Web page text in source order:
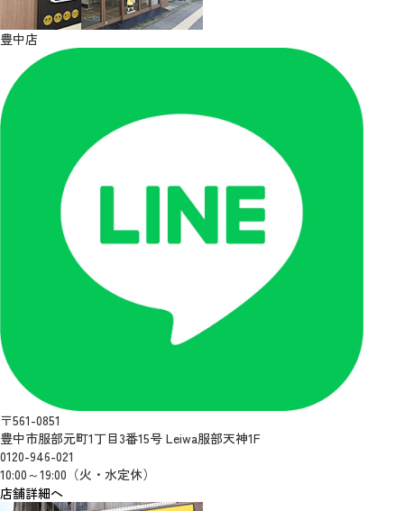
豊中店
〒561-0851
豊中市服部元町1丁目3番15号 Leiwa服部天神1F
0120-946-021
10:00～19:00（火・水定休）
店舗詳細へ